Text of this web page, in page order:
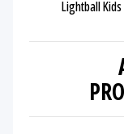
Lightball Kids